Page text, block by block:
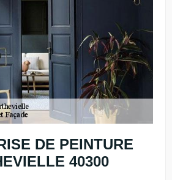
DE PEINTURE
40300